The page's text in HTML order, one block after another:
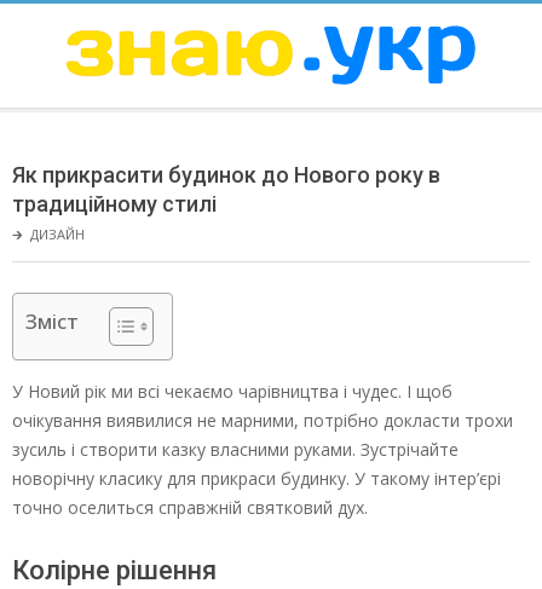
ЗНАЮ
Menu
Як прикрасити будинок до Нового року в
традиційному стилі
🡲 ДИЗАЙН
Зміст
У Новий рік ми всі чекаємо чарівництва і чудес. І щоб
очікування виявилися не марними, потрібно докласти трохи
зусиль і створити казку власними руками. Зустрічайте
новорічну класику для прикраси будинку. У такому інтер’єрі
точно оселиться справжній святковий дух.
Колірне рішення